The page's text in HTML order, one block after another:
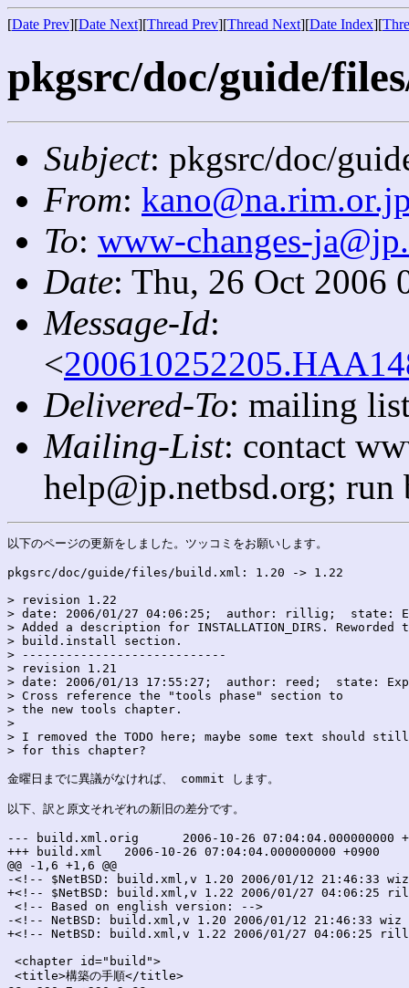
[Date Prev][Date Next][Thread Prev][Thread Next][Date Index][
pkgsrc/doc/guide/
Subject: pkgsrc/doc/
From:
To: www-changes-
Date: Thu, 26 Oct 2006
Message-Id:
<
Delivered-To: mailing
Mailing-List: contact
help@jp.netbsd.org;
以下のページの更新をしました。ツッコミをお願いします。
pkgsrc/doc/guide/files/build.xml: 1.20 -> 1.22
> revision 1.22
> date: 2006/01/27 04:06:25;  author: rillig;  state:
> Added a description for INSTALLATION_DIRS.
> build.install section.
> ----------------------------
> revision 1.21
> date: 2006/01/13 17:55:27;  author: reed;  state:
> Cross reference the "tools phase" section to
> the new tools chapter.
>
> I removed the TODO here; maybe some text should still
> for this chapter?
金曜日までに異議がなければ、 commit します。
以下、訳と原文それぞれの新旧の差分です。
--- build.xml.orig	2006-10-26 07:04:04.000000000 +0900
+++ build.xml	2006-10-26 07:04:04.000000000 +0900
@@ -1,6 +1,6 @@
-<!-- $NetBSD: build.xml,v 1.20 2006/01/12 21:46:33
+<!-- $NetBSD: build.xml,v 1.22 2006/01/27 04:06:25
<!-- Based on english version: -->
-<!-- NetBSD: build.xml,v 1.20 2006/01/12 21:46:33
+<!-- NetBSD: build.xml,v 1.22 2006/01/27 04:06:25
<chapter id="build">
<title>構築の手順</title>